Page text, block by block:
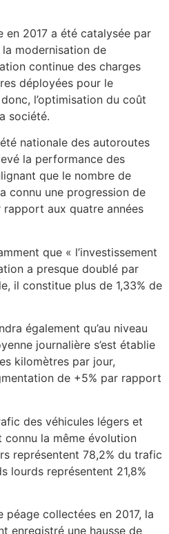
en 2017 a été catalysée par
modernisation de
continue des charges
déployées pour le
l’optimisation du coût
société.
nationale des autoroutes
la performance des
que le nombre de
connu une progression de
rapport aux quatre années
que « l’investissement
a presque doublé par
il constitue plus de 1,33% de
également qu’au niveau
journalière s’est établie
kilomètres par jour,
de +5% par rapport
des véhicules légers et
la même évolution
représentent 78,2% du trafic
lourds représentent 21,8%
péage collectées en 2017, la
enregistré une hausse de